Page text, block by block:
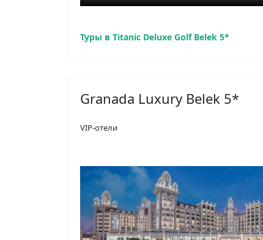
Туры в Titanic Deluxe Golf Belek 5*
Granada Luxury Belek 5*
VIP-отели